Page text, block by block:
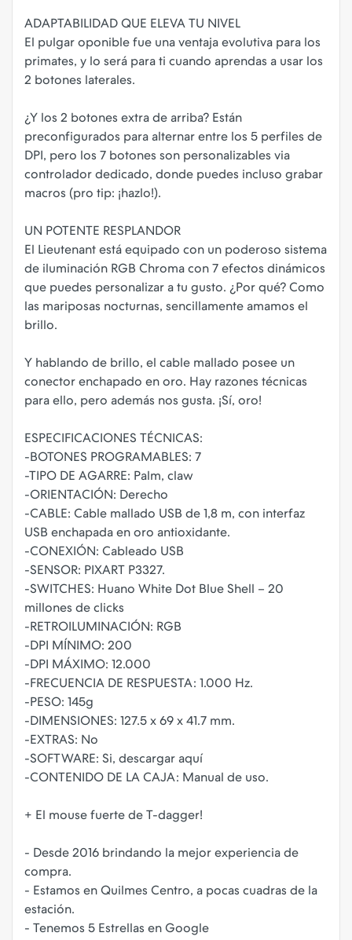
ADAPTABILIDAD QUE ELEVA TU NIVEL
El pulgar oponible fue una ventaja evolutiva para los
primates, y lo será para ti cuando aprendas a usar los
2 botones laterales.
¿Y los 2 botones extra de arriba? Están
preconfigurados para alternar entre los 5 perfiles de
DPI, pero los 7 botones son personalizables via
controlador dedicado, donde puedes incluso grabar
macros (pro tip: ¡hazlo!).
UN POTENTE RESPLANDOR
El Lieutenant está equipado con un poderoso sistema
de iluminación RGB Chroma con 7 efectos dinámicos
que puedes personalizar a tu gusto. ¿Por qué? Como
las mariposas nocturnas, sencillamente amamos el
brillo.
Y hablando de brillo, el cable mallado posee un
conector enchapado en oro. Hay razones técnicas
para ello, pero además nos gusta. ¡Sí, oro!
ESPECIFICACIONES TÉCNICAS:
-BOTONES PROGRAMABLES: 7
-TIPO DE AGARRE: Palm, claw
-ORIENTACIÓN: Derecho
-CABLE: Cable mallado USB de 1,8 m, con interfaz
USB enchapada en oro antioxidante.
-CONEXIÓN: Cableado USB
-SENSOR: PIXART P3327.
-SWITCHES: Huano White Dot Blue Shell – 20
millones de clicks
-RETROILUMINACIÓN: RGB
-DPI MÍNIMO: 200
-DPI MÁXIMO: 12.000
-FRECUENCIA DE RESPUESTA: 1.000 Hz.
-PESO: 145g
-DIMENSIONES: 127.5 x 69 x 41.7 mm.
-EXTRAS: No
-SOFTWARE: Si, descargar aquí
-CONTENIDO DE LA CAJA: Manual de uso.
+ El mouse fuerte de T-dagger!
- Desde 2016 brindando la mejor experiencia de
compra.
- Estamos en Quilmes Centro, a pocas cuadras de la
estación.
- Tenemos 5 Estrellas en Google